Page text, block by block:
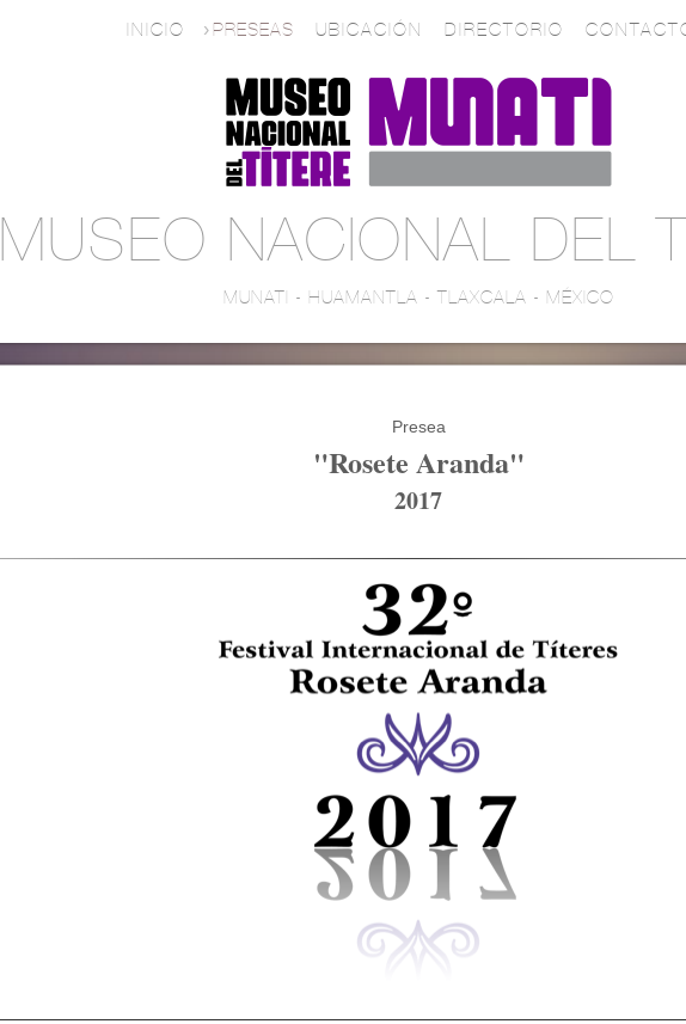
INICIO PRESEAS UBICACIÓN DIRECTORIO
MUSEO NACIONAL DEL
MUNATI - HUAMANTLA - TLAXCALA - MÉXICO
Presea
"Rosete Aranda"
2017